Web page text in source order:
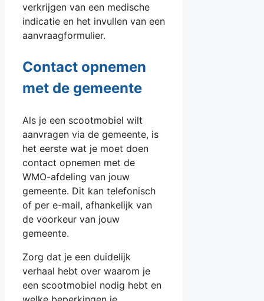
verkrijgen van een medische
indicatie en het invullen van een
aanvraagformulier.
Contact opnemen
met de gemeente
Als je een scootmobiel wilt
aanvragen via de gemeente, is
het eerste wat je moet doen
contact opnemen met de
WMO-afdeling van jouw
gemeente. Dit kan telefonisch
of per e-mail, afhankelijk van
de voorkeur van jouw
gemeente.
Zorg dat je een duidelijk
verhaal hebt over waarom je
een scootmobiel nodig hebt en